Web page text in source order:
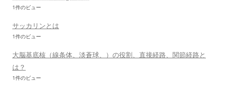
1件のビュー
サッカリンとは
1件のビュー
大脳基底核（線条体、淡蒼球、）の役割、直接経路、関節経路と
は？
1件のビュー